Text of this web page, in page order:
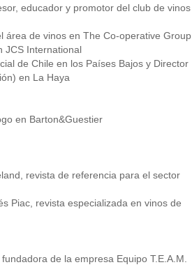
educador y promotor del club de vinos
área de vinos en The Co-operative Group
JCS International
de Chile en los Países Bajos y Director
en La Haya
en Barton&Guestier
revista de referencia para el sector
Piac, revista especializada en vinos de
de la empresa Equipo T.E.A.M.